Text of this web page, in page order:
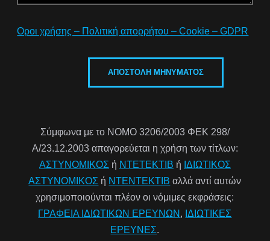
Οροι χρήσης – Πολιτική απορρήτου – Cookie – GDPR
Σύμφωνα με το ΝΟΜΟ 3206/2003 ΦΕΚ 298/
Α/23.12.2003 απαγορεύεται η χρήση των τίτλων:
ΑΣΤΥΝΟΜΙΚΟΣ ή ΝΤΕΤΕΚΤΙΒ ή ΙΔΙΩΤΙΚΟΣ
ΑΣΤΥΝΟΜΙΚΟΣ ή ΝΤΕΝΤΕΚΤΙΒ αλλά αντί αυτών
χρησιμοποιούνται πλέον οι νόμιμες εκφράσεις:
ΓΡΑΦΕΙΑ ΙΔΙΩΤΙΚΩΝ ΕΡΕΥΝΩΝ , ΙΔΙΩΤΙΚΕΣ
ΕΡΕΥΝΕΣ.